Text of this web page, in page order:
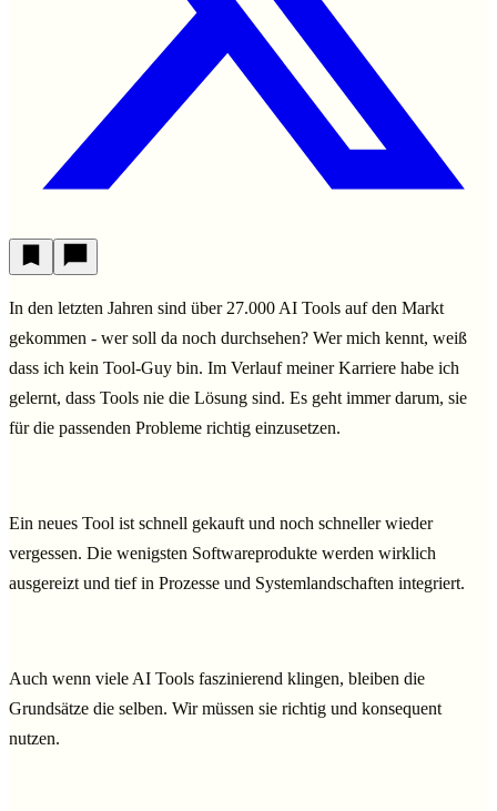
In den letzten Jahren sind über 27.000 AI Tools auf den Markt
gekommen - wer soll da noch durchsehen? Wer mich kennt, weiß
dass ich kein Tool-Guy bin. Im Verlauf meiner Karriere habe ich
gelernt, dass Tools nie die Lösung sind. Es geht immer darum, sie
für die passenden Probleme richtig einzusetzen.
Ein neues Tool ist schnell gekauft und noch schneller wieder
vergessen. Die wenigsten Softwareprodukte werden wirklich
ausgereizt und tief in Prozesse und Systemlandschaften integriert.
Auch wenn viele AI Tools faszinierend klingen, bleiben die
Grundsätze die selben. Wir müssen sie richtig und konsequent
nutzen.